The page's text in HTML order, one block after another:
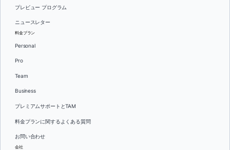
プレビュー プログラム
ニュースレター
料金プラン
Personal
Pro
Team
Business
プレミアムサポートとTAM
料金プランに関するよくある質問
お問い合わせ
会社